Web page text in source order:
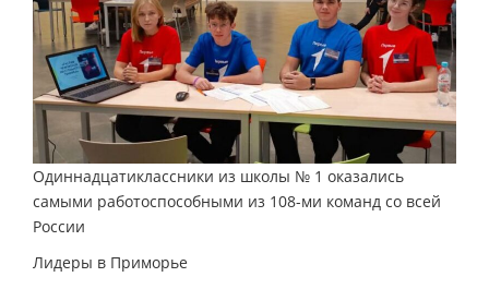
Одиннадцатиклассники из школы № 1 оказались
самыми работоспособными из 108-ми команд со всей
России
Лидеры в Приморье